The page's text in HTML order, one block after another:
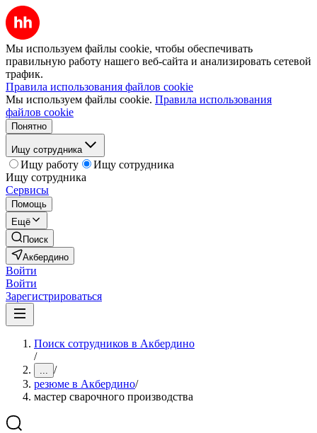
Мы используем файлы cookie, чтобы обеспечивать
правильную работу нашего веб-сайта и анализировать сетевой
трафик.
Правила использования файлов cookie
Мы используем файлы cookie. Правила использования
файлов cookie
Понятно
Ищу сотрудника
Ищу работу
Ищу сотрудника
Ищу сотрудника
Сервисы
Помощь
Ещё
Поиск
Акбердино
Войти
Войти
Зарегистрироваться
Поиск сотрудников в Акбердино
/
... /
резюме в Акбердино/
мастер сварочного производства